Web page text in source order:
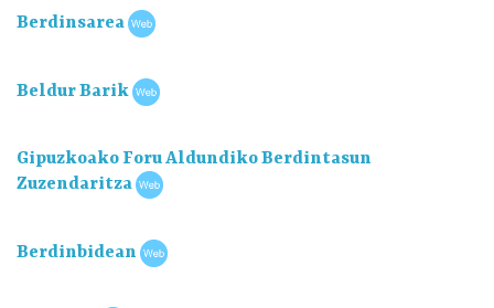
Berdinsarea
Beldur Barik
Gipuzkoako Foru Aldundiko Berdintasun
Zuzendaritza
Berdinbidean